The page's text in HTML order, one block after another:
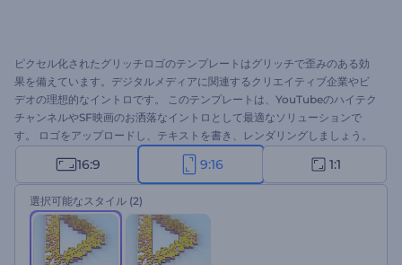
ピクセル化されたグリッチロゴのテンプレートはグリッチで歪みのある効
果を備えています。デジタルメディアに関連するクリエイティブ企業やビ
デオの理想的なイントロです。 このテンプレートは、YouTubeのハイテク
チャンネルやSF映画のお洒落なイントロとして最適なソリューションで
す。 ロゴをアップロードし、テキストを書き、レンダリングしましょう。
16:9 9:16 1:1
選択可能なスタイル (2)